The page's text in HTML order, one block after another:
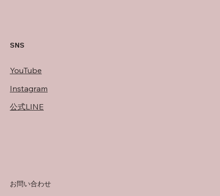
SNS
​YouTube
Instagram
​公式LINE
お問い合わせ